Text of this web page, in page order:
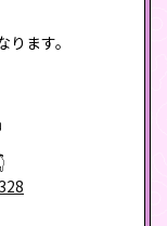
ます。